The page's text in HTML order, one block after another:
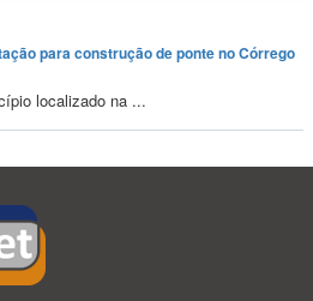
para construção de ponte no Córrego
localizado na ...